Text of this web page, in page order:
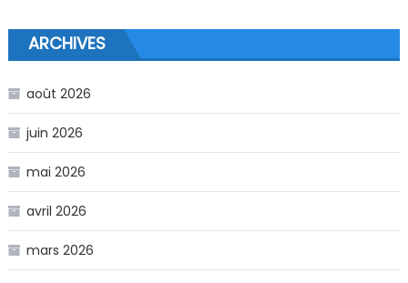
ARCHIVES
août 2026
juin 2026
mai 2026
avril 2026
mars 2026